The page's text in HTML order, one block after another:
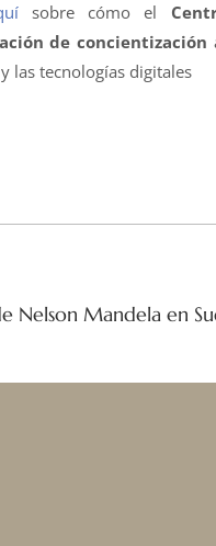
sobre cómo el
de concientización
las tecnologías digitales
Nelson Mandela en